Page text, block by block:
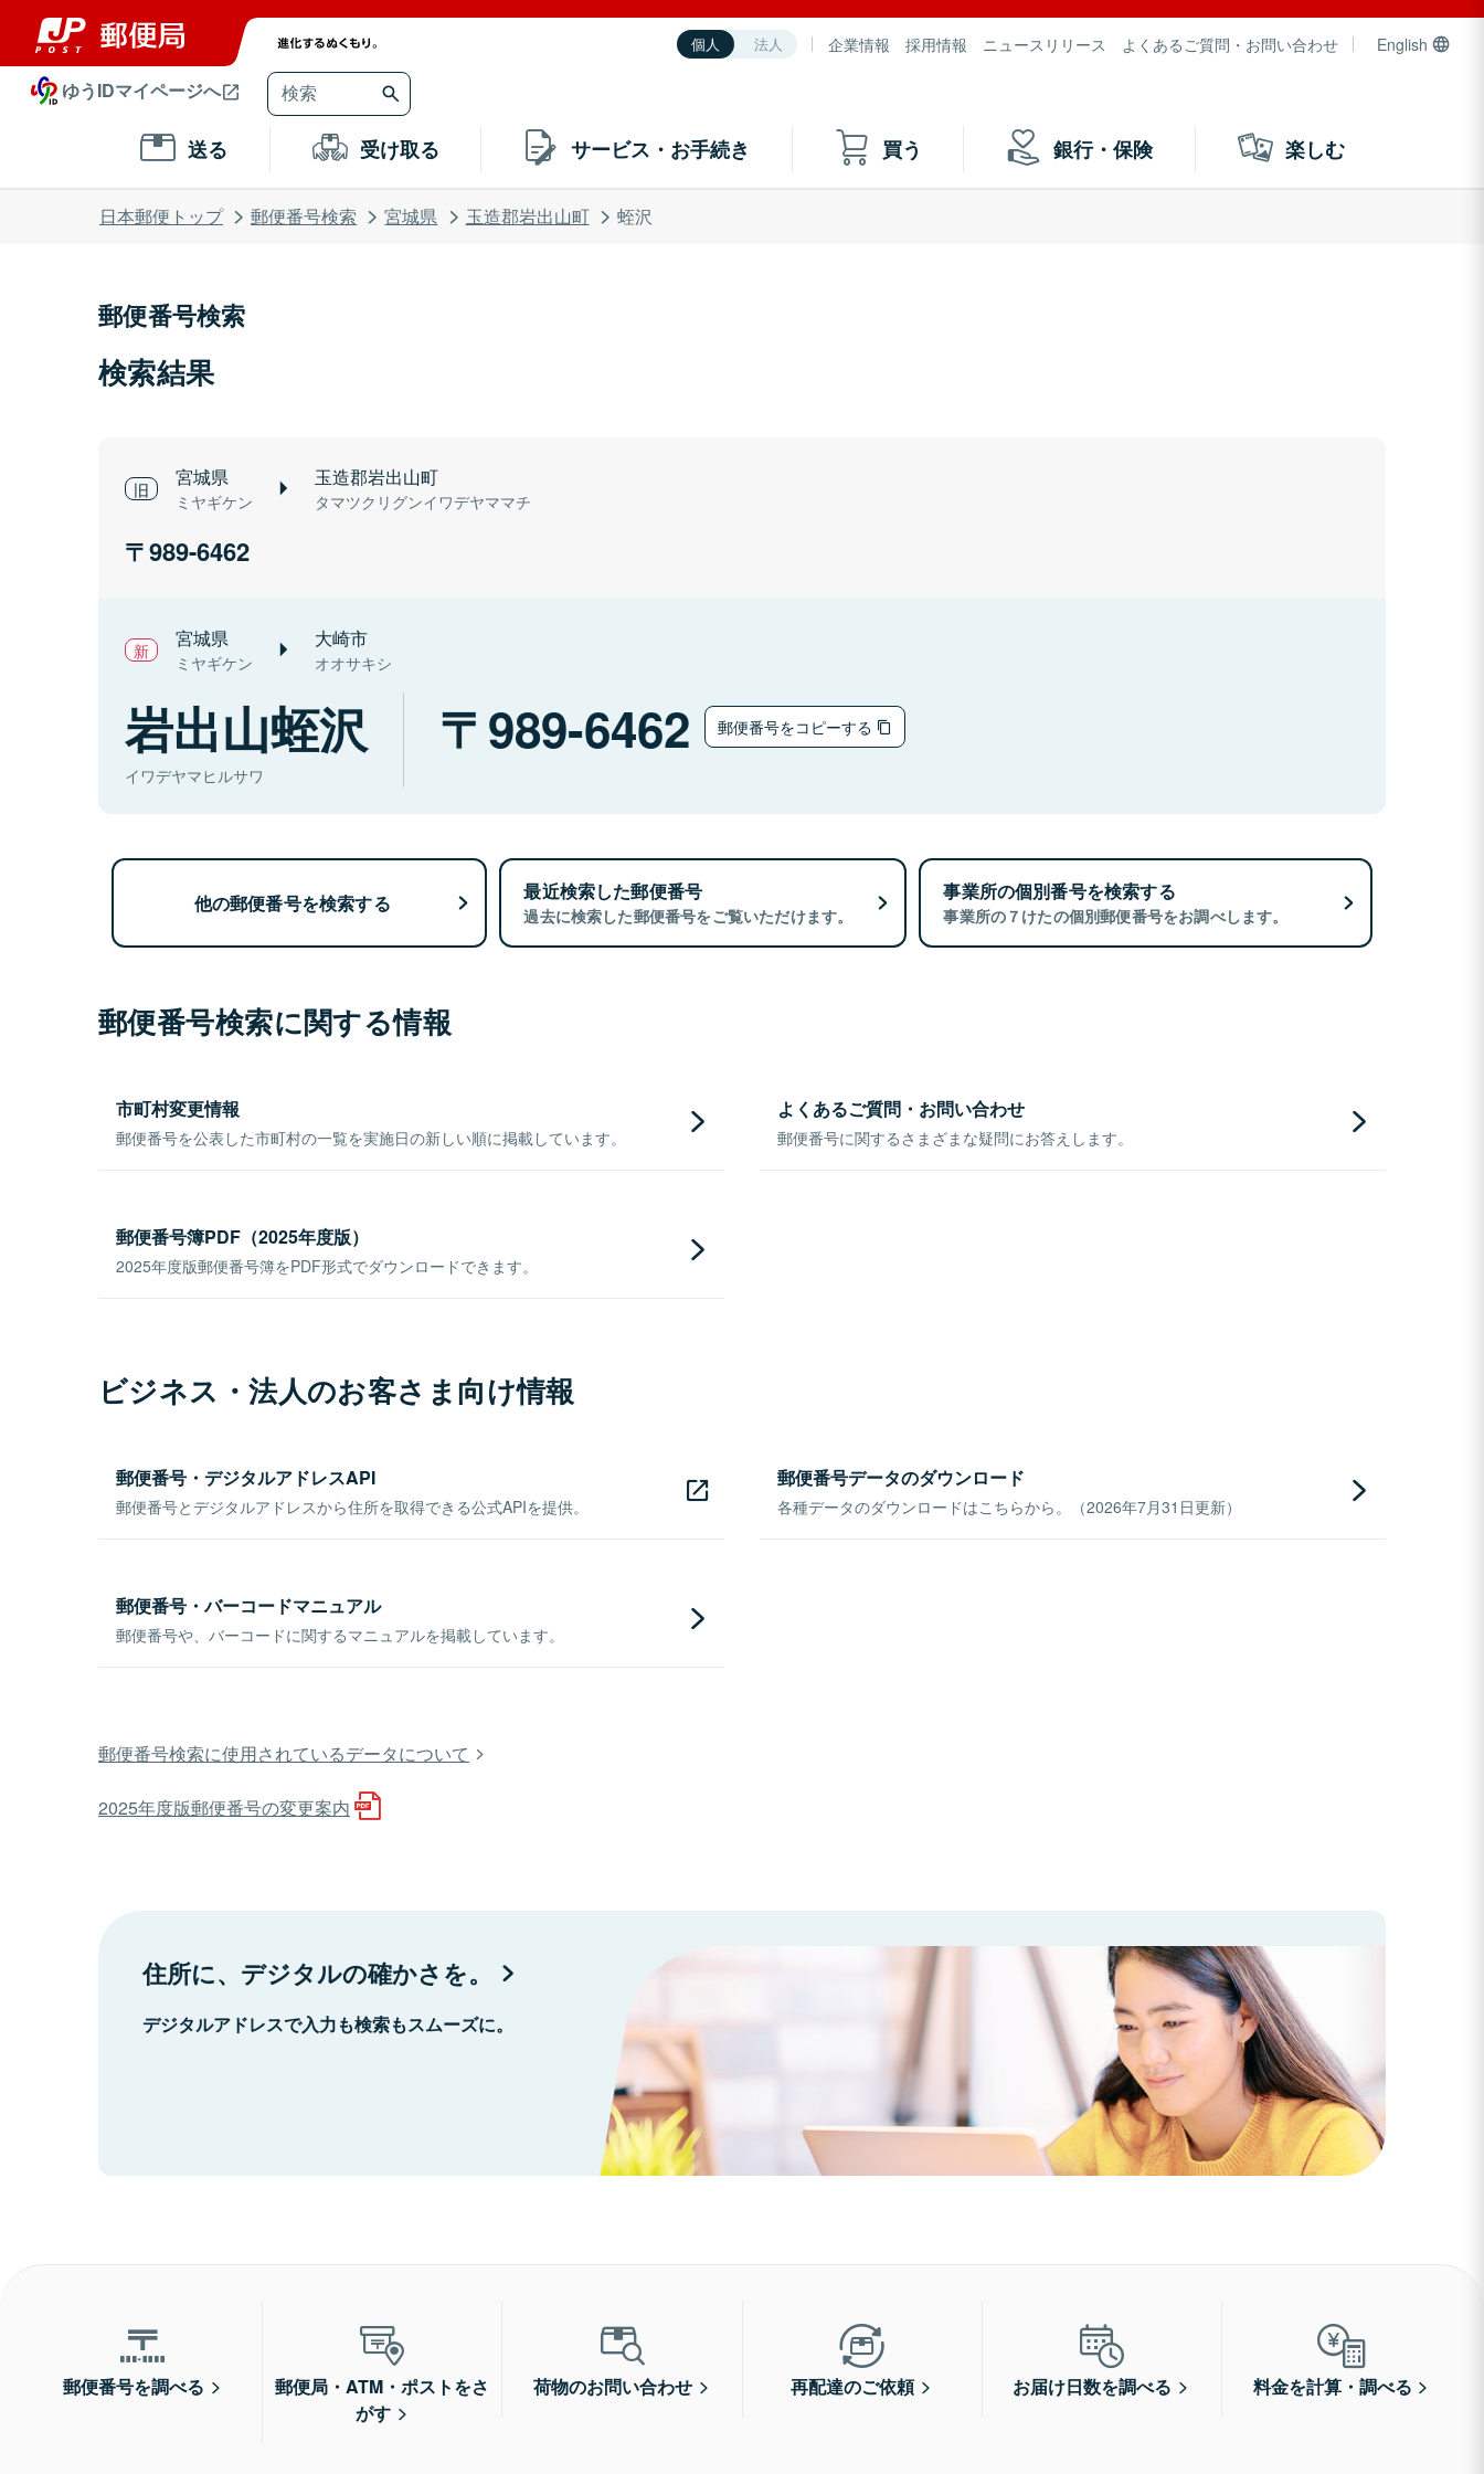
個人 法人 企業情報 採用情報 ニュースリリース よくあるご質問・お問い合わせ English
ゆうIDマイページへ
送る 受け取る サービス・お手続き 買う 銀行・保険 楽しむ
日本郵便トップ 郵便番号検索 宮城県 玉造郡岩出山町 蛭沢
郵便番号検索
検索結果
宮城県
ミヤギケン
玉造郡岩出山町
タマツクリグンイワデヤママチ
989-6462
宮城県
ミヤギケン
大崎市
オオサキシ
岩出山蛭沢
イワデヤマヒルサワ
989-6462 郵便番号をコピーする
他の郵便番号を検索する 最近検索した郵便番号
過去に検索した郵便番号をご覧いただけます。
事業所の個別番号を検索する
事業所の７けたの個別郵便番号をお調べします。
郵便番号検索に関する情報
市町村変更情報
郵便番号を公表した市町村の一覧を実施日の新しい順に掲載しています。
よくあるご質問・お問い合わせ
郵便番号に関するさまざまな疑問にお答えします。
郵便番号簿PDF（2025年度版）
2025年度版郵便番号簿をPDF形式でダウンロードできます。
ビジネス・法人のお客さま向け情報
郵便番号・デジタルアドレスAPI
郵便番号とデジタルアドレスから住所を取得できる公式APIを提供。
郵便番号データのダウンロード
各種データのダウンロードはこちらから。（2026年7月31日更新）
郵便番号・バーコードマニュアル
郵便番号や、バーコードに関するマニュアルを掲載しています。
郵便番号検索に使用されているデータについて
2025年度版郵便番号の変更案内
住所に、デジタルの確かさを。
デジタルアドレスで入力も検索もスムーズに。
郵便番号を調べる
郵便局・ATM・ポストをさ
がす
荷物のお問い合わせ 再配達のご依頼 お届け日数を調べる 料金を計算・調べる